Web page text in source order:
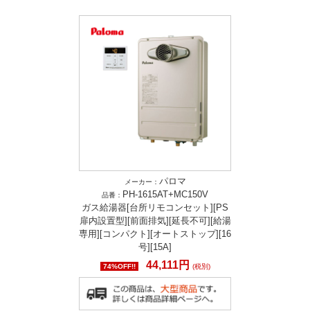
メーカー： パロマ
品番： PH-1615AT+MC150V
ガス給湯器[台所リモコンセット][PS
扉内設置型][前面排気][延長不可][給湯
専用][コンパクト][オートストップ][16
号][15A]
74%OFF!! 44,111円 (税別)